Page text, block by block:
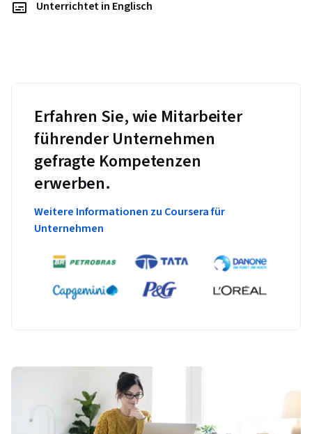
Unterrichtet in Englisch
Erfahren Sie, wie Mitarbeiter
führender Unternehmen
gefragte Kompetenzen
erwerben.
Weitere Informationen zu Coursera für
Unternehmen